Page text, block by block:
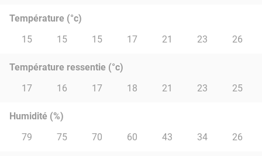
Température (°c)
15
15 15 17 21 23 26
Température ressentie (°c)
17
16 17 18 21 23 25
Humidité (%)
79
75 70 60 43 34 26